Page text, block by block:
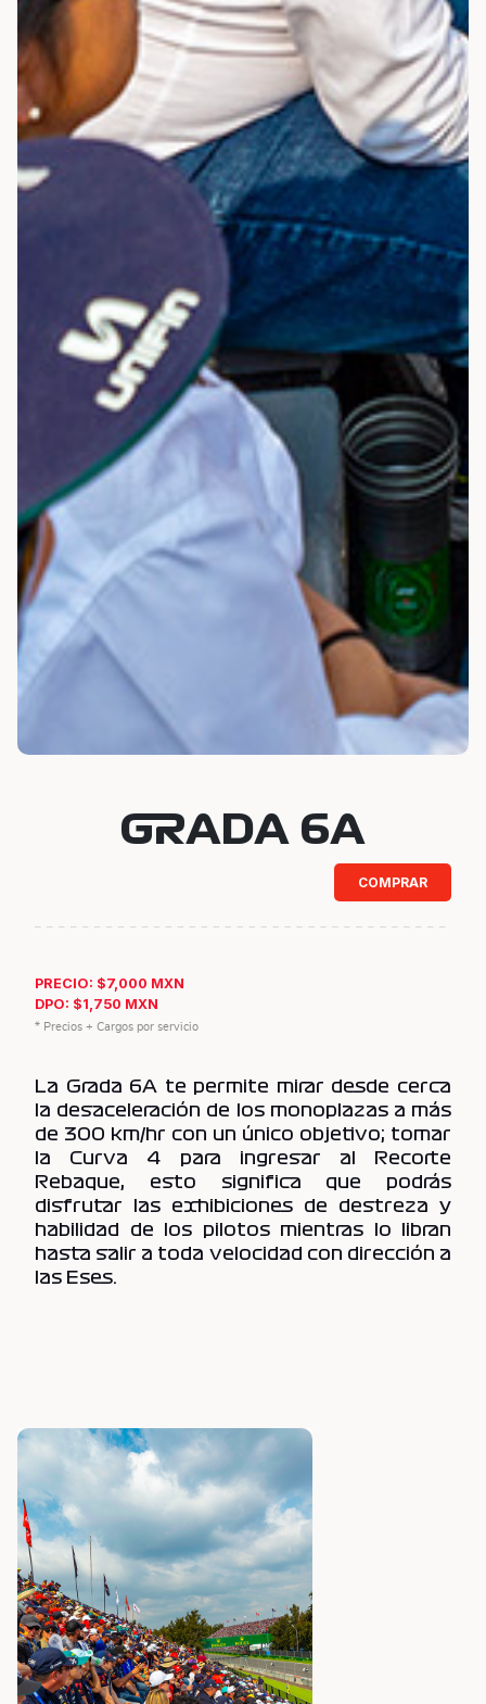
GRADA 6A
COMPRAR
PRECIO: $7,000 MXN
DPO: $1,750 MXN
* Precios + Cargos por servicio
La Grada 6A te permite mirar desde cerca
la desaceleración de los monoplazas a más
de 300 km/hr con un único objetivo; tomar
la Curva 4 para ingresar al Recorte
Rebaque, esto significa que podrás
disfrutar las exhibiciones de destreza y
habilidad de los pilotos mientras lo libran
hasta salir a toda velocidad con dirección a
las Eses.